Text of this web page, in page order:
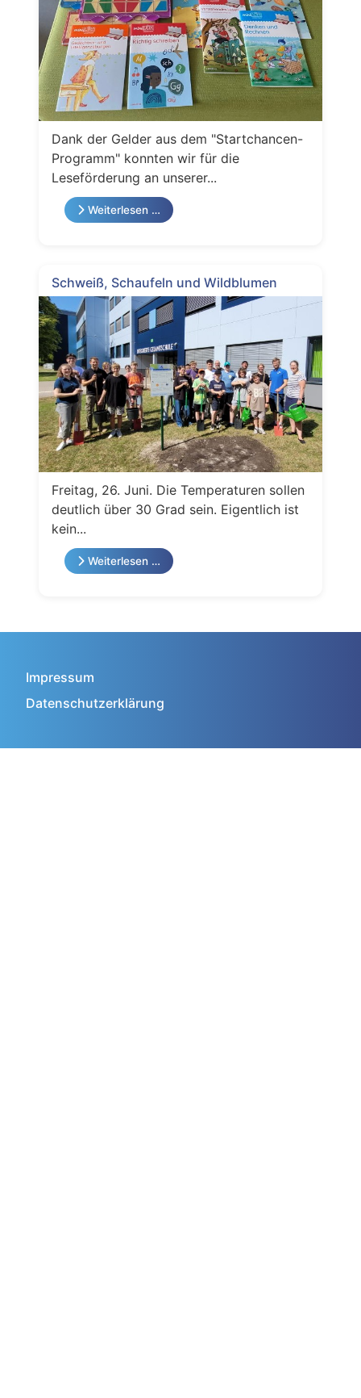
Dank der Gelder aus dem "Startchancen-
Programm" konnten wir für die
Leseförderung an unserer...
Weiterlesen …
Schweiß, Schaufeln und Wildblumen
Freitag, 26. Juni. Die Temperaturen sollen
deutlich über 30 Grad sein. Eigentlich ist
kein...
Weiterlesen …
Impressum
Datenschutzerklärung